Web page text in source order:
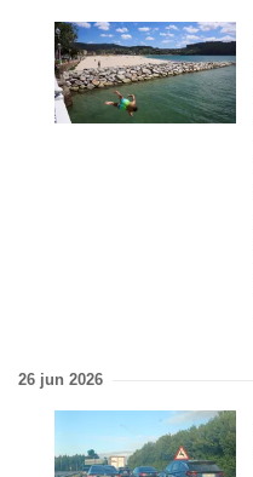
26 jun 2026